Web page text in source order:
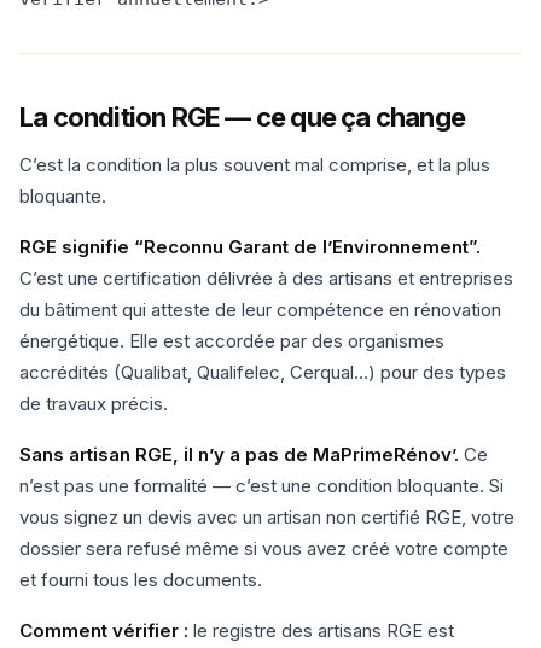
La condition RGE — ce que ça change
C’est la condition la plus souvent mal comprise, et la plus
bloquante.
RGE signifie “Reconnu Garant de l’Environnement”.
C’est une certification délivrée à des artisans et entreprises
du bâtiment qui atteste de leur compétence en rénovation
énergétique. Elle est accordée par des organismes
accrédités (Qualibat, Qualifelec, Cerqual…) pour des types
de travaux précis.
Sans artisan RGE, il n’y a pas de MaPrimeRénov’. Ce
n’est pas une formalité — c’est une condition bloquante. Si
vous signez un devis avec un artisan non certifié RGE, votre
dossier sera refusé même si vous avez créé votre compte
et fourni tous les documents.
Comment vérifier : le registre des artisans RGE est